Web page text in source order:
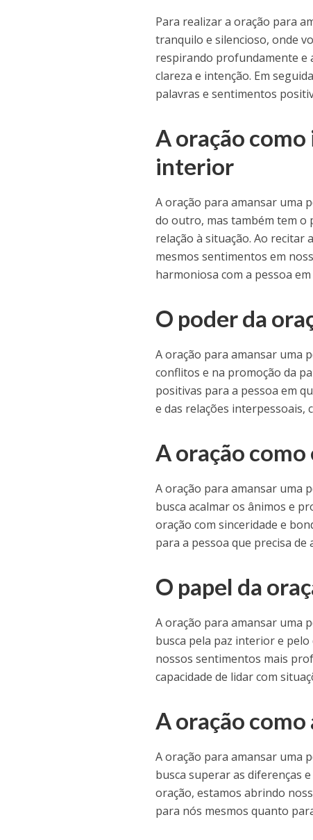
Para realizar a oração para
tranquilo e silencioso, onde
respirando profundamente e
clareza e intenção. Em
palavras e sentimentos
A oração
interior
A oração para amansar uma
do outro, mas também tem
relação à situação. Ao recitar
mesmos sentimentos em
harmoniosa com a pessoa
O poder da
A oração para amansar uma
conflitos e na promoção da
positivas para a pessoa em
e das relações interpessoais,
A oração
A oração para amansar uma
busca acalmar os ânimos e
oração com sinceridade e
para a pessoa que precisa
O papel da
A oração para amansar uma
busca pela paz interior e
nossos sentimentos mais
capacidade de lidar com
A oração
A oração para amansar uma
busca superar as diferenças
oração, estamos abrindo
para nós mesmos quanto